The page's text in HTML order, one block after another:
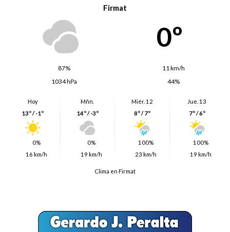
Firmat
0º
87%
11 km/h
1034 hPa
44%
Hoy
13º / -1º
0%
16 km/h
Mñn.
14º / -3º
0%
19 km/h
Miér. 12
8º / 7º
100%
23 km/h
Jue. 13
7º / 6º
100%
19 km/h
Clima en Firmat